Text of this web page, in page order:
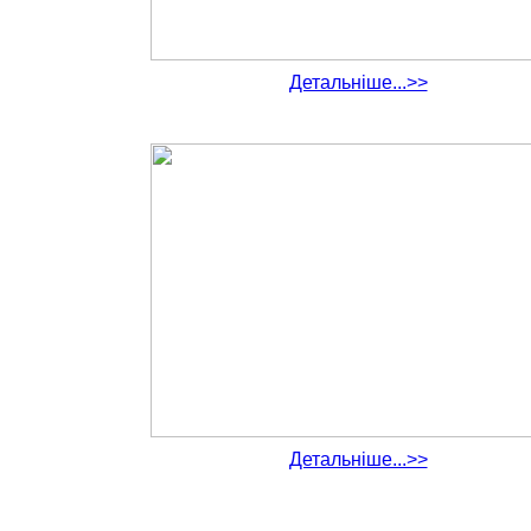
Детальніше...>>
Детальніше...>>